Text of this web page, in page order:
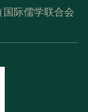
际儒学联合会